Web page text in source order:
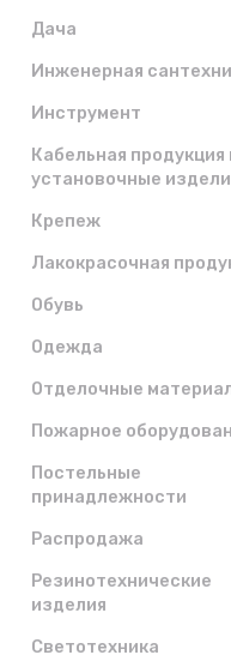
Дача
Инженерная
Инструмент
Кабельная продукция
установочные
Крепеж
Лакокрасочная
Обувь
Одежда
Отделочные
Пожарное
Постельные
принадлежности
Распродажа
Резинотехнические
изделия
Светотехника